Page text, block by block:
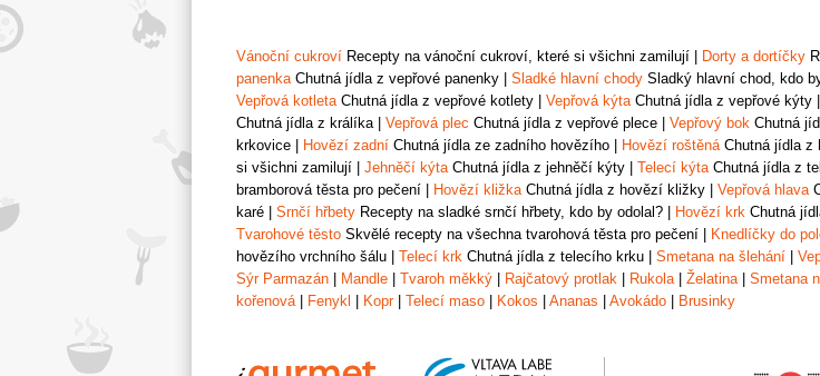
Vánoční cukroví Recepty na vánoční cukroví, které si všichni zamilují Dorty a dortíčky
panenka Chutná jídla z vepřové panenky Sladké hlavní chody Sladký hlavní chod, kdo
Vepřová kotleta Chutná jídla z vepřové kotlety Vepřová kýta Chutná jídla z vepřové kýty
Chutná jídla z králíka
Vepřová plec Chutná jídla z vepřové plece Vepřový bok Chutná
krkovice
Hovězí zadní Chutná jídla ze zadního hovězího Hovězí roštěná Chutná jídla z
si všichni zamilují
Jehněčí kýta Chutná jídla z jehněčí kýty Telecí kýta Chutná jídla z
bramborová těsta pro pečení
Hovězí kližka Chutná jídla z hovězí kližky Vepřová hlava
karé
Srnčí hřbety Recepty na sladké srnčí hřbety, kdo by odolal? Hovězí krk Chutná
Tvarohové těsto Skvělé recepty na všechna tvarohová těsta pro pečení Knedlíčky do
hovězího vrchního šálu
Telecí krk Chutná jídla z telecího krku Smetana na šlehání
Sýr Parmazán
Mandle Tvaroh měkký Rajčatový protlak Rukola Želatina Smetana
kořenová
Fenykl Kopr| Telecí maso Kokos Ananas Avokádo Brusinky